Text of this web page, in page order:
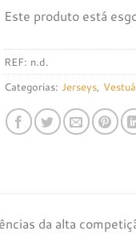
Este produto está
REF: n.d.
Categorias: Jerseys,
da alta